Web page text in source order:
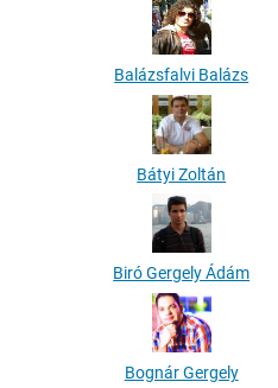
Balázsfalvi Balázs
Bátyi Zoltán
Biró Gergely Ádám
Bognár Gergely